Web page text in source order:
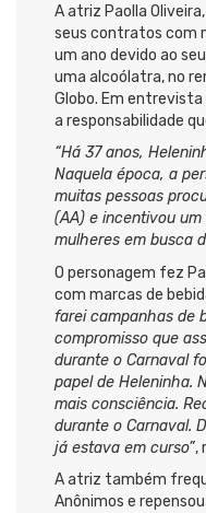
A atriz Paolla
seus contratos com
um ano devido ao
uma alcoólatra, no
Globo. Em entrevista
a responsabilidade
“Há 37 anos,
Naquela época, a
muitas pessoas
(AA) e incentivou
mulheres em busca
O personagem fez
com marcas de
farei campanhas de
compromisso que
durante o Carnaval
papel de Heleninha.
mais consciência.
durante o Carnaval.
já estava em curso”,
A atriz também
Anônimos e